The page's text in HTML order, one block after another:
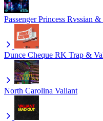
Passenger Princess Rvssian &
Dunce Cheque RK Trap &
North Carolina Valiant